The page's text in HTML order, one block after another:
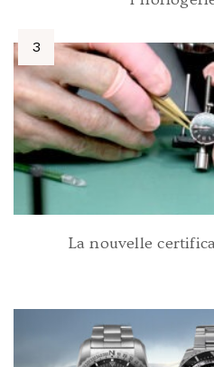
La nouvelle